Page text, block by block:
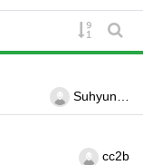
게시물
게
등록자Suhyun…
등록자cc2b